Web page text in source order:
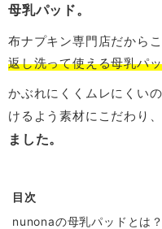
母乳パッド。
布ナプキン専門店だから
返し洗って使える母乳パ
かぶれにくくムレにくい
けるよう素材にこだわり、
ました。
目次
nunonaの母乳パッドとは？